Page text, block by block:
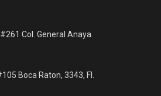
Col. General Anaya.
Boca Raton, 3343, Fl.